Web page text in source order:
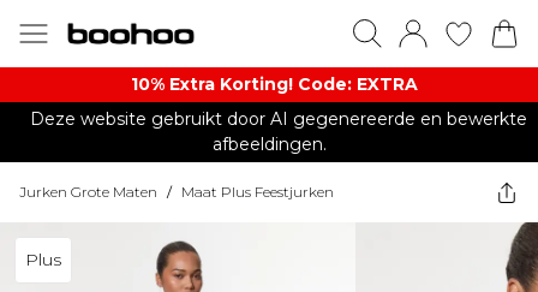
10% Extra Korting! Code: EXTRA​
Deze website gebruikt door AI gegenereerde en bewerkte
afbeeldingen.
Jurken Grote Maten / Maat Plus Feestjurken
Plus